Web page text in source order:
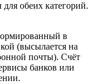
обеих категорий.
в
(высылается на
почты). Счёт
банков или